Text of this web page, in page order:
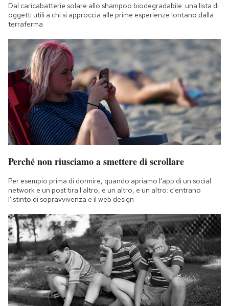
Dal caricabatterie solare allo shampoo biodegradabile: una lista di
oggetti utili a chi si approccia alle prime esperienze lontano dalla
terraferma
Perché non riusciamo a smettere di scrollare
Per esempio prima di dormire, quando apriamo l'app di un social
network e un post tira l'altro, e un altro, e un altro: c'entrano
l'istinto di sopravvivenza e il web design